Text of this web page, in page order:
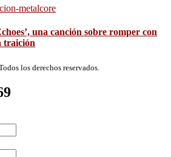
una canción sobre romper con
traición
los derechos reservados.